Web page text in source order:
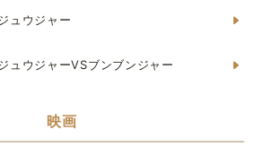
ュウジャー
ュウジャーVSブンブンジャー
映画